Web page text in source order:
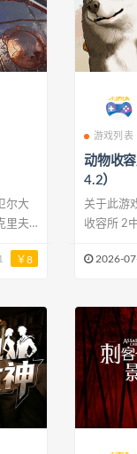
另外几个
规模
定决
￥8
游戏列表
动物收
4.2）
关于此游戏 我们的动物朋友们需要帮助！
收容所 2
最重要的
到员工们
但请记住
2026-